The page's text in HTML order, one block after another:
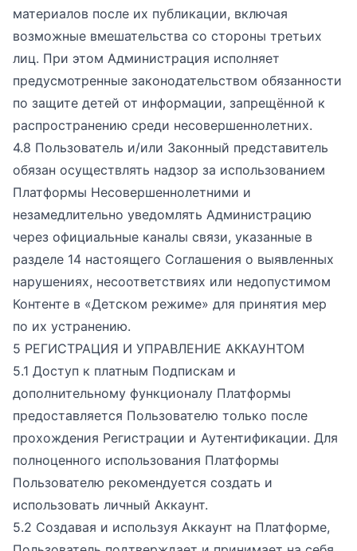
материалов после их публикации, включая
возможные вмешательства со стороны третьих
лиц. При этом Администрация исполняет
предусмотренные законодательством обязанности
по защите детей от информации, запрещённой к
распространению среди несовершеннолетних.
4.8 Пользователь и/или Законный представитель
обязан осуществлять надзор за использованием
Платформы Несовершеннолетними и
незамедлительно уведомлять Администрацию
через официальные каналы связи, указанные в
разделе 14 настоящего Соглашения о выявленных
нарушениях, несоответствиях или недопустимом
Контенте в «Детском режиме» для принятия мер
по их устранению.
5 РЕГИСТРАЦИЯ И УПРАВЛЕНИЕ АККАУНТОМ
5.1 Доступ к платным Подпискам и
дополнительному функционалу Платформы
предоставляется Пользователю только после
прохождения Регистрации и Аутентификации. Для
полноценного использования Платформы
Пользователю рекомендуется создать и
использовать личный Аккаунт.
5.2 Создавая и используя Аккаунт на Платформе,